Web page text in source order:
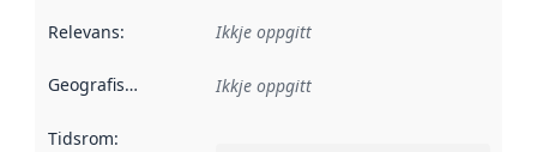
Relevans: Ikkje oppgitt
Geografisk område Ikkje oppgitt
Tidsrom: